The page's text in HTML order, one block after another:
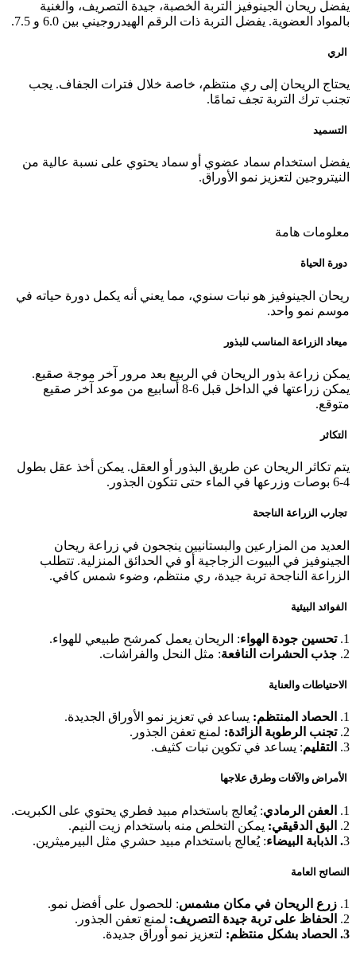
يفضل ريحان الجينوفيز التربة الخصبة، جيدة التصريف، والغنية
بالمواد العضوية. يفضل التربة ذات الرقم الهيدروجيني بين 6.0 و 7.5.
الري
يحتاج الريحان إلى ري منتظم، خاصة خلال فترات الجفاف. يجب
تجنب ترك التربة تجف تمامًا.
التسميد
يفضل استخدام سماد عضوي أو سماد يحتوي على نسبة عالية من
النيتروجين لتعزيز نمو الأوراق.
معلومات هامة
دورة الحياة
ريحان الجينوفيز هو نبات سنوي، مما يعني أنه يكمل دورة حياته في
موسم نمو واحد.
ميعاد الزراعة المناسب للبذور
يمكن زراعة بذور الريحان في الربيع بعد مرور آخر موجة صقيع.
يمكن زراعتها في الداخل قبل 6-8 أسابيع من موعد آخر صقيع
متوقع.
التكاثر
يتم تكاثر الريحان عن طريق البذور أو العقل. يمكن أخذ عقل بطول
4-6 بوصات وزرعها في الماء حتى تتكون الجذور.
تجارب الزراعة الناجحة
العديد من المزارعين والبستانيين ينجحون في زراعة ريحان
الجينوفيز في البيوت الزجاجية أو في الحدائق المنزلية. تتطلب
الزراعة الناجحة تربة جيدة، ري منتظم، وضوء شمس كافي.
الفوائد البيئية
1. تحسين جودة الهواء: الريحان يعمل كمرشح طبيعي للهواء.
2. جذب الحشرات النافعة: مثل النحل والفراشات.
الاحتياطات والعناية
1. الحصاد المنتظم: يساعد في تعزيز نمو الأوراق الجديدة.
2. تجنب الرطوبة الزائدة: لمنع تعفن الجذور.
3.
التقليم: يساعد في تكوين نبات كثيف.
الأمراض والآفات وطرق علاجها
1. العفن الرمادي: يُعالج باستخدام مبيد فطري يحتوي على الكبريت.
2.
البق الدقيقي: يمكن التخلص منه باستخدام زيت النيم.
3. الذبابة البيضاء: يُعالج باستخدام مبيد حشري مثل البيرميثرين.
النصائح العامة
1. زرع الريحان في مكان مشمس: للحصول على أفضل نمو.
2.
الحفاظ على تربة جيدة التصريف: لمنع تعفن الجذور.
3. الحصاد بشكل منتظم:
لتعزيز نمو أوراق جديدة.